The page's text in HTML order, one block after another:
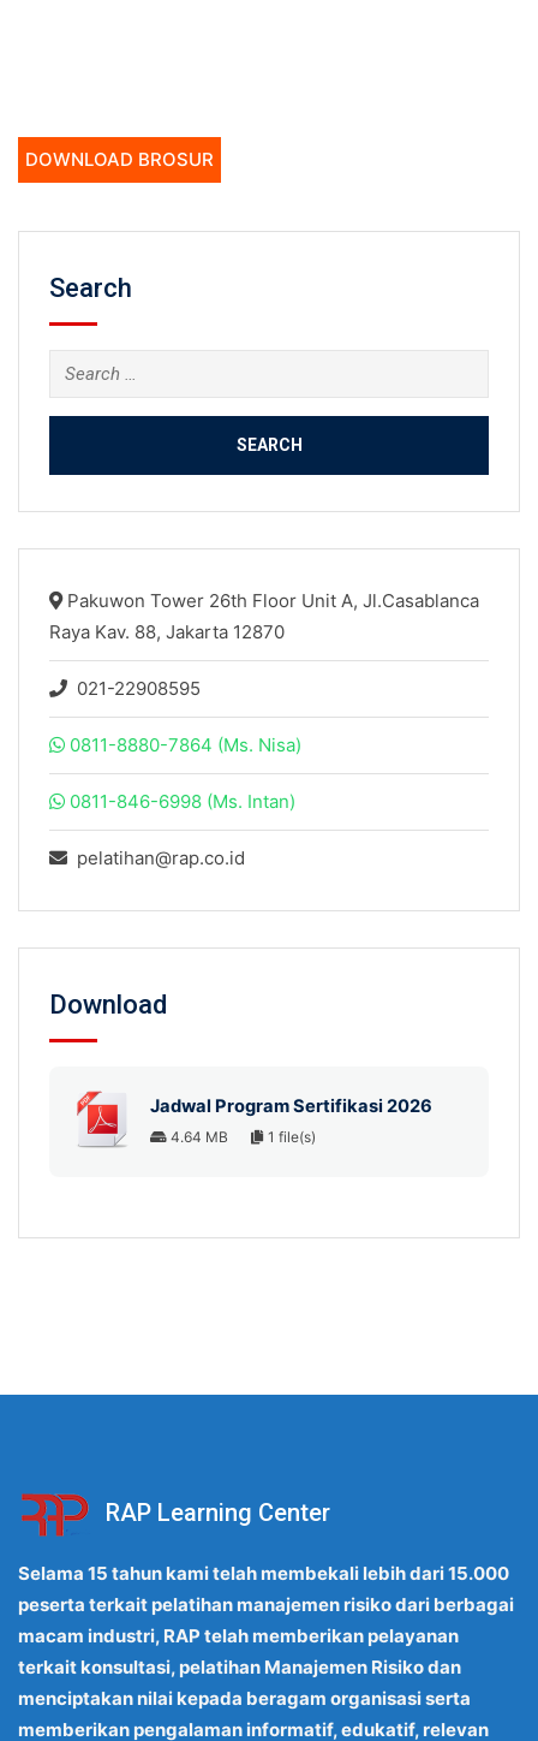
DOWNLOAD BROSUR
Search
Search
for:
Pakuwon Tower 26th Floor Unit A, Jl.Casablanca
Raya Kav. 88, Jakarta 12870
021-22908595
0811-8880-7864 (Ms. Nisa)
0811-846-6998 (Ms. Intan)
pelatihan@rap.co.id
Download
Jadwal Program Sertifikasi 2026
4.64 MB 1 file(s)
RAP Learning Center
Selama 15 tahun kami telah membekali lebih dari 15.000
peserta terkait pelatihan manajemen risiko dari berbagai
macam industri, RAP telah memberikan pelayanan
terkait konsultasi, pelatihan Manajemen Risiko dan
menciptakan nilai kepada beragam organisasi serta
memberikan pengalaman informatif, edukatif, relevan